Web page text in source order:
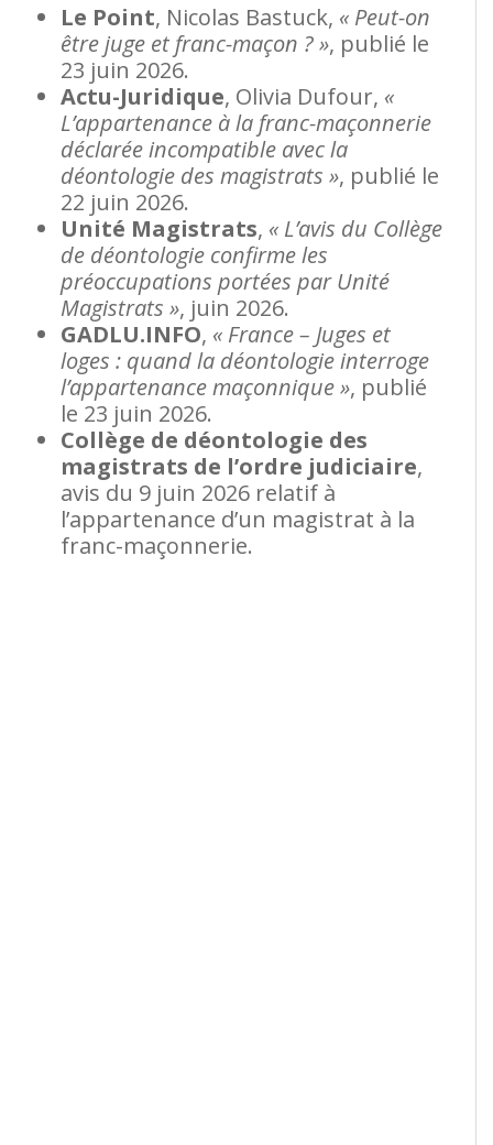
Le Point, Nicolas Bastuck, « Peut-on
être juge et franc-maçon ? », publié le
23 juin 2026.
Actu-Juridique, Olivia Dufour, «
L’appartenance à la franc-maçonnerie
déclarée incompatible avec la
déontologie des magistrats », publié le
22 juin 2026.
Unité Magistrats, « L’avis du Collège
de déontologie confirme les
préoccupations portées par Unité
Magistrats », juin 2026.
GADLU.INFO, « France – Juges et
loges : quand la déontologie interroge
l’appartenance maçonnique », publié
le 23 juin 2026.
Collège de déontologie des
magistrats de l’ordre judiciaire,
avis du 9 juin 2026 relatif à
l’appartenance d’un magistrat à la
franc-maçonnerie.